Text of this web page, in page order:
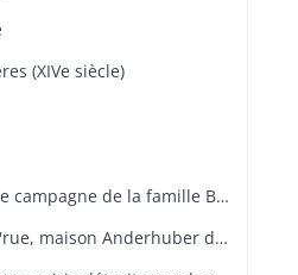
(XIVe siècle)
Bergheim : ancienne maison de campagne de la famille Bourste, actuellement hospice municipal
Bitschwiller-les-Thann : Grand'rue, maison Anderhuber détruite pendant la guerre